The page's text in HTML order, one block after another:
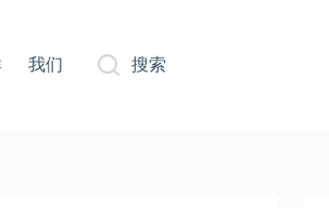
我们 搜索